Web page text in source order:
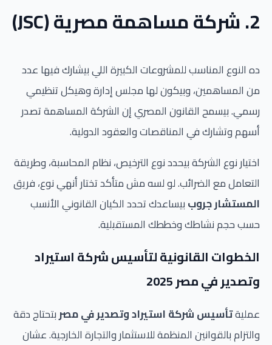
2. شركة مساهمة مصرية (JSC)
ده النوع المناسب للمشروعات الكبيرة اللي بيشارك فيها عدد
من المساهمين، وبيكون لها مجلس إدارة وهيكل تنظيمي
رسمي. بيسمح القانون المصري إن الشركة المساهمة تصدر
أسهم وتشارك في المناقصات والعقود الدولية.
اختيار نوع الشركة بيحدد نوع الترخيص، نظام المحاسبة، وطريقة
التعامل مع الضرائب. لو لسه مش متأكد تختار أنهي نوع، فريق
المستشار جروببيساعدك تحدد الكيان القانوني الأنسب
حسب حجم نشاطك وخططك المستقبلية.
الخطوات القانونية لتأسيس شركة استيراد
وتصدير في مصر 2025
عمليةتأسيس شركة استيراد وتصدير في مصربتحتاج دقة
والتزام بالقوانين المنظمة للاستثمار والتجارة الخارجية. عشان